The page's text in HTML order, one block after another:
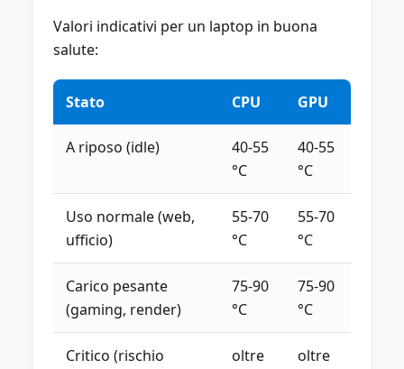
Valori indicativi per un laptop in buona
salute:
Stato CPU GPU
A riposo (idle)
40-55
°C
40-55
°C
Uso normale (web,
ufficio)
55-70
°C
55-70
°C
Carico pesante
(gaming, render)
75-90
°C
75-90
°C
Critico (rischio
oltre
oltre